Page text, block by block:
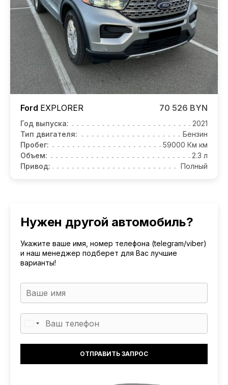
Ford EXPLORER 70 526 BYN
Год выпуска:
2021
Тип двигателя:
Бензин
Пробег:
59000 Км км
Объем:
2.3 л
Привод:
Полный
Нужен другой автомобиль?
Укажите ваше имя, номер телефона (telegram/viber)
и наш менеджер подберет для Вас лучшие
варианты!